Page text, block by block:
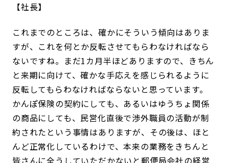
社長
これまでのところは、確かにそういう傾向はありま
すが、これを何とか反転させてもらわなければなら
ないですね。まだ1カ月半ほどありますので、きちん
と来期に向けて、確かな手応えを感じられるように
反転してもらわなければならないと思っています。
かんぽ保険の契約にしても、あるいはゆうちょ関係
の商品にしても、民営化直後で渉外職員の活動が制
約されたという事情はありますが、その後は、ほと
んど正常化しているわけで、本来の業務をきちんと
皆さんに全うしていただかないと郵便局会社の経営